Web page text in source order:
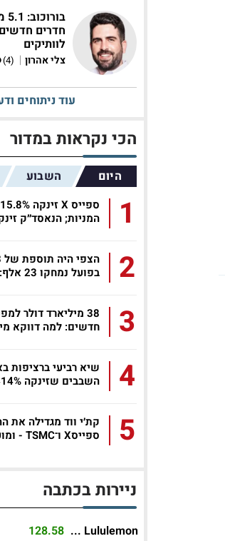
לוותיקים
צלי אהרון |
(4)
עוד ניתוחים
הכי נקראות במדור
היום השבוע
1
המניות; הנאסד״ק
2
בפועל נמחקו 23 אלף: שוק...
3
38 מיליארד דולר
חדשים: למה דווקא
4
שיא רביעי ברציפות
השבבים שזינקה 414% מתחילת...
5
קת׳י ווד מגדילה את
ספייסX ו־TSMC - ומוכרת מניות...
ניירות בכתבה
Lululemon ...
128.58